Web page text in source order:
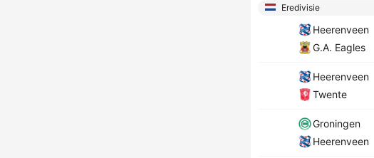
Eredivisie
Heerenveen
G.A. Eagles
Heerenveen
Twente
Groningen
Heerenveen